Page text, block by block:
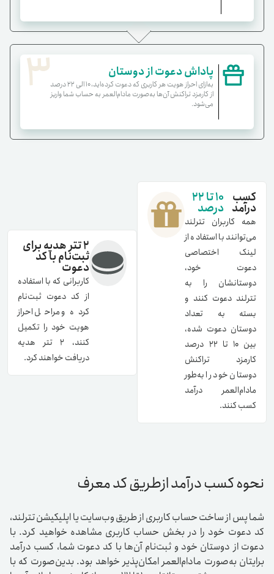
3 پاداش دعوت از دوستان
به‌ازای احراز هویت هر کاربری که دعوت کرده‌اید، ۱۰ الی ۲۲ درصد
از کارمزد تراکنش آن‌ها به‌صورت مادام‌العمر به حساب شما واریز
می‌شود.
کسب
درآمد
10 تا 22
درصد
همه کاربران تترلند
می‌توانند با استفاده از
لینک اختصاصی
دعوت خود،
دوستانشان را به
تترلند دعوت کنند و
بسته به تعداد
دوستان دعوت شده،
بین 10 تا 22 درصد
کارمزد تراکنش
دوستان خود را به‌طور
مادام‌العمر درآمد
کسب کنند.​
۲ تتر هدیه برای
ثبت‌نام با کد
دعوت
کاربرانی که با استفاده
از کد دعوت ثبت‌نام
کرده و مراحل احراز
هویت خود را تکمیل
کنند، ۲ تتر هدیه
دریافت خواهند کرد.
نحوه کسب درآمد ازطریق کد معرف
شما پس از ساخت حساب کاربری از طریق وب‌سایت یا اپلیکیشن تترلند،
کد دعوت خود را در بخش حساب کاربری مشاهده خواهید کرد. با
دعوت از دوستان خود و ثبت‌نام آن‌ها با کد دعوت شما، کسب درآمد
برایتان به‌صورت مادام‌العمر امکان‌پذیر خواهد بود. بدین‌صورت که با